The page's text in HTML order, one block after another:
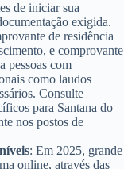
de iniciar sua
exigida.
de residência
e comprovante
pessoas com
como laudos
Consulte
para Santana do
nos postos de
: Em 2025, grande
online, através das